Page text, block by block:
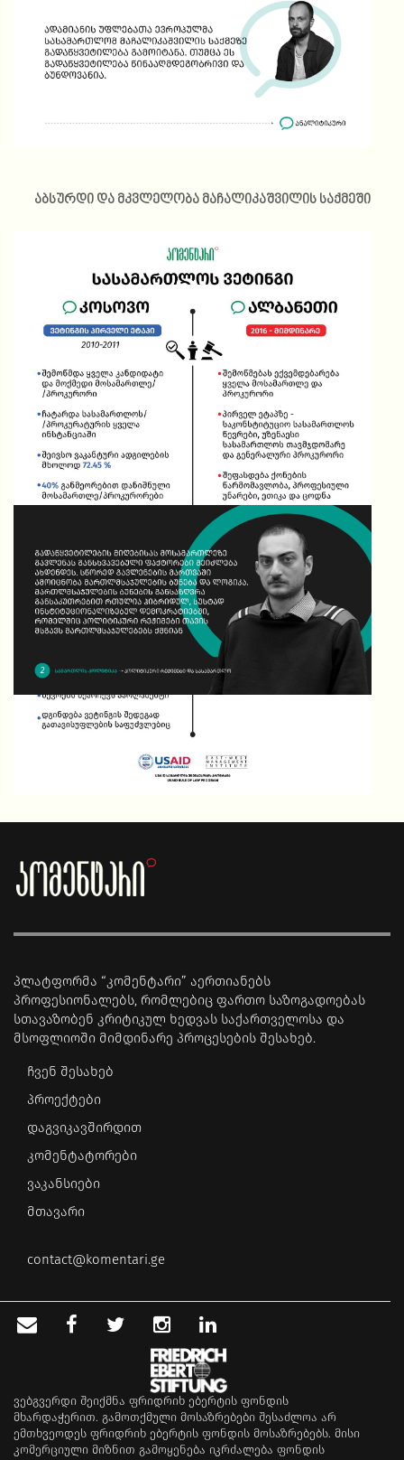
აბსურდი და მკვლელობა მაჩალიკაშვილის საქმეში
სასამართლოს ვეტინგი (კოსოვო და ალბანეთი)
პოლიტიკურ რეჟიმებში?
პლატფორმა “კომენტარი” აერთიანებს
პროფესიონალებს, რომლებიც ფართო საზოგადოებას
სთავაზობენ კრიტიკულ ხედვას საქართველოსა და
მსოფლიოში მიმდინარე პროცესების შესახებ.
ჩვენ შესახებ
პროექტები
დაგვიკავშირდით
კომენტატორები
ვაკანსიები
მთავარი
contact@komentari.ge
ვებგვერდი შეიქმნა ფრიდრიხ ებერტის ფონდის
მხარდაჭერით. გამოთქმული მოსაზრებები შესაძლოა არ
ემთხვეოდეს ფრიდრიხ ებერტის ფონდის მოსაზრებებს. მისი
კომერციული მიზნით გამოყენება იკრძალება ფონდის